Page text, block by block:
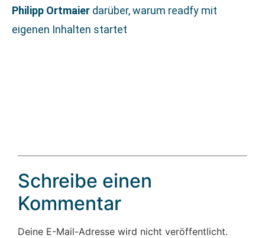
Philipp Ortmaier darüber, warum readfy mit
eigenen Inhalten startet
Schreibe einen
Kommentar
Deine E-Mail-Adresse wird nicht veröffentlicht.